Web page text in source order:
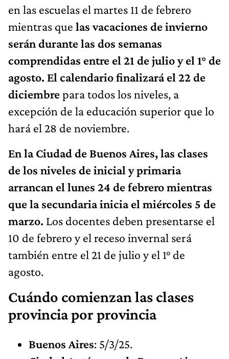
en las escuelas el martes 11 de febrero
mientras que las vacaciones de invierno
serán durante las dos semanas
comprendidas entre el 21 de julio y el 1° de
agosto. El calendario finalizará el 22 de
diciembrepara todos los niveles, a
excepción de la educación superior que lo
hará el 28 de noviembre.
En la Ciudad de Buenos Aires, las clases
de los niveles de inicial y primaria
arrancan el lunes 24 de febrero mientras
que la secundaria inicia el miércoles 5 de
marzo. Los docentes deben presentarse el
10 de febrero y el receso invernal será
también entre el 21 de julio y el 1° de
agosto.
Cuándo comienzan las clases
provincia por provincia
Buenos Aires: 5/3/25.